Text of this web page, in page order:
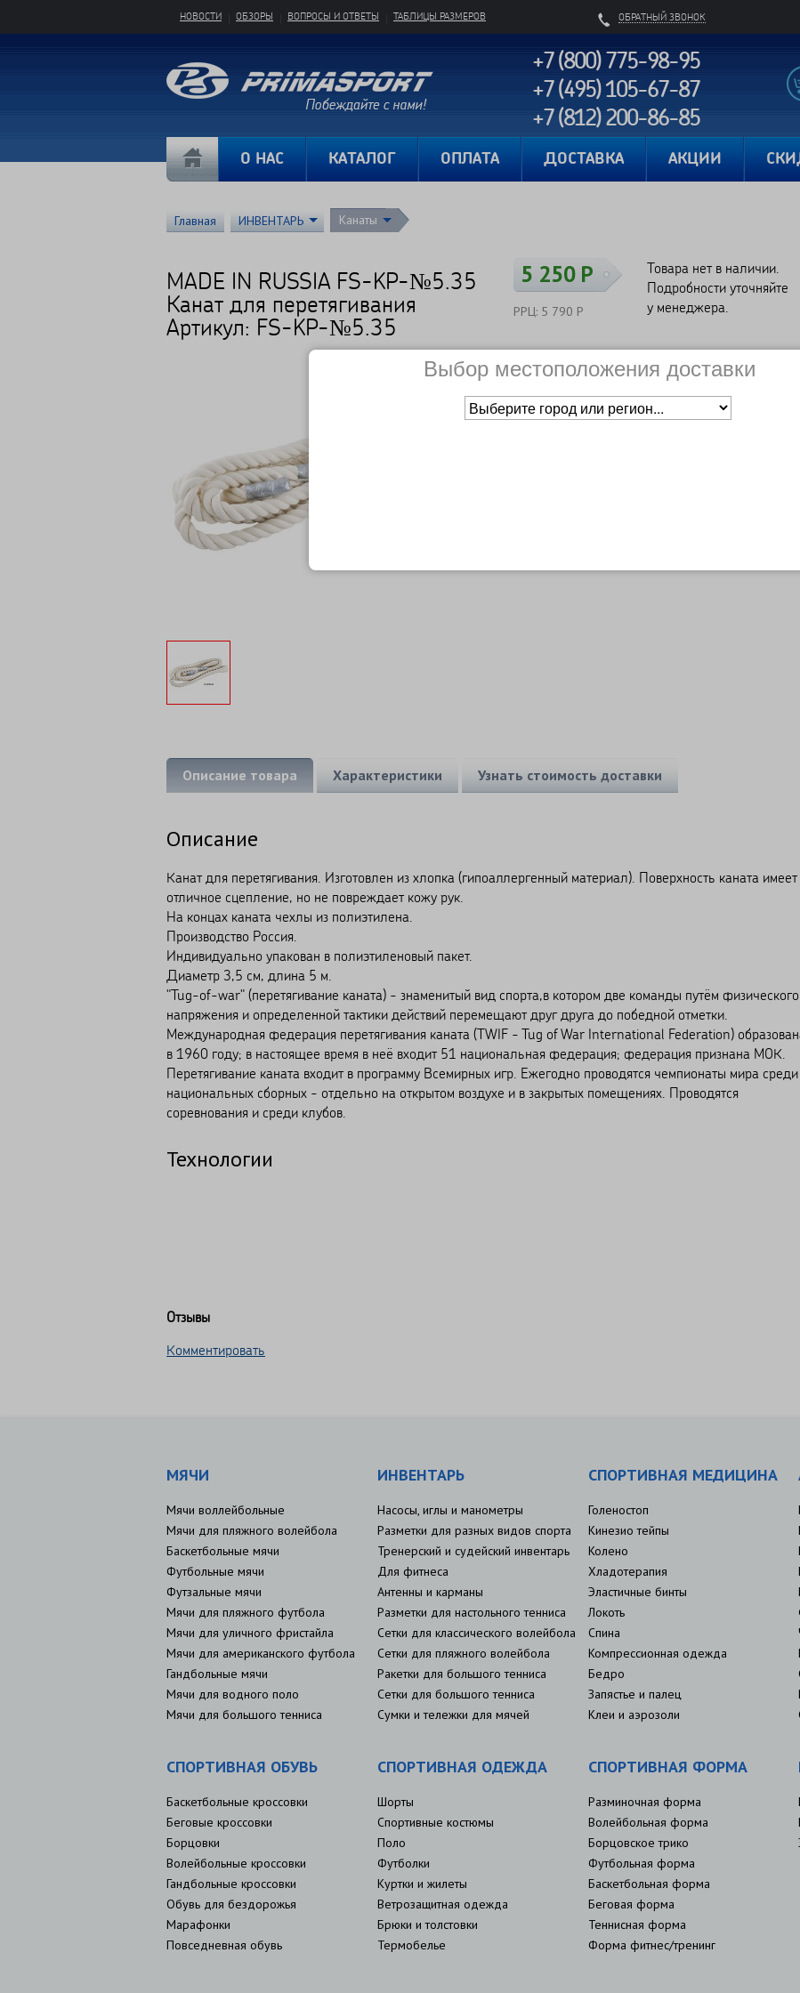
ОБРАТНЫЙ ЗВОНОК
НОВОСТИ ОБЗОРЫ ВОПРОСЫ И ОТВЕТЫ ТАБЛИЦЫ РАЗМЕРОВ
+7 (800) 775-98-95
+7 (495) 105-67-87
+7 (812) 200-86-85
О НАС КАТАЛОГ ОПЛАТА ДОСТАВКА АКЦИИ
Главная ИНВЕНТАРЬ Канаты
MADE IN RUSSIA FS-KP-№5.35
Канат для перетягивания
Артикул: FS-KP-№5.35
5 250 Р
РРЦ: 5 790 Р
Товара нет в наличии.
Подробности уточняйте
у менеджера.
Сравнить Нет в наличии
Основное о товаре
Описание товара Характеристики Узнать стоимость доставки
Описание
Канат для перетягивания. Изготовлен из хлопка (гипоаллергенный материал). Поверхность каната имеет
отличное сцепление, но не повреждает кожу рук.
На концах каната чехлы из полиэтилена.
Производство Россия.
Индивидуально упакован в полиэтиленовый пакет.
Диаметр 3,5 см, длина 5 м.
"Tug-of-war" (перетягивание каната) - знаменитый вид спорта,в котором две команды путём физического
напряжения и определенной тактики действий перемещают друг друга до победной отметки.
Международная федерация перетягивания каната (TWIF - Tug of War International Federation)
в 1960 году; в настоящее время в неё входит 51 национальная федерация; федерация признана МОК.
Перетягивание каната входит в программу Всемирных игр. Ежегодно проводятся чемпионаты мира среди
национальных сборных - отдельно на открытом воздухе и в закрытых помещениях. Проводятся
соревнования и среди клубов.
Технологии
Отзывы
Комментировать
МЯЧИ
Мячи воллейбольные
Мячи для пляжного волейбола
Баскетбольные мячи
Футбольные мячи
Футзальные мячи
Мячи для пляжного футбола
Мячи для уличного фристайла
Мячи для американского футбола
Гандбольные мячи
Мячи для водного поло
Мячи для большого тенниса
ИНВЕНТАРЬ
Насосы, иглы и манометры
Разметки для разных видов спорта
Тренерский и судейский инвентарь
Для фитнеса
Антенны и карманы
Разметки для настольного тенниса
Сетки для классического волейбола
Сетки для пляжного волейбола
Ракетки для большого тенниса
Сетки для большого тенниса
Сумки и тележки для мячей
СПОРТИВНАЯ МЕДИЦИНА
Голеностоп
Кинезио тейпы
Колено
Хладотерапия
Эластичные бинты
Локоть
Спина
Компрессионная одежда
Бедро
Запястье и палец
Клеи и аэрозоли
СПОРТИВНАЯ ОБУВЬ
Баскетбольные кроссовки
Беговые кроссовки
Борцовки
Волейбольные кроссовки
Гандбольные кроссовки
Обувь для бездорожья
Марафонки
Повседневная обувь
СПОРТИВНАЯ ОДЕЖДА
Шорты
Спортивные костюмы
Поло
Футболки
Куртки и жилеты
Ветрозащитная одежда
Брюки и толстовки
Термобелье
СПОРТИВНАЯ ФОРМА
Разминочная форма
Волейбольная форма
Борцовское трико
Футбольная форма
Баскетбольная форма
Беговая форма
Теннисная форма
Форма фитнес/тренинг
Выбор местоположения доставки